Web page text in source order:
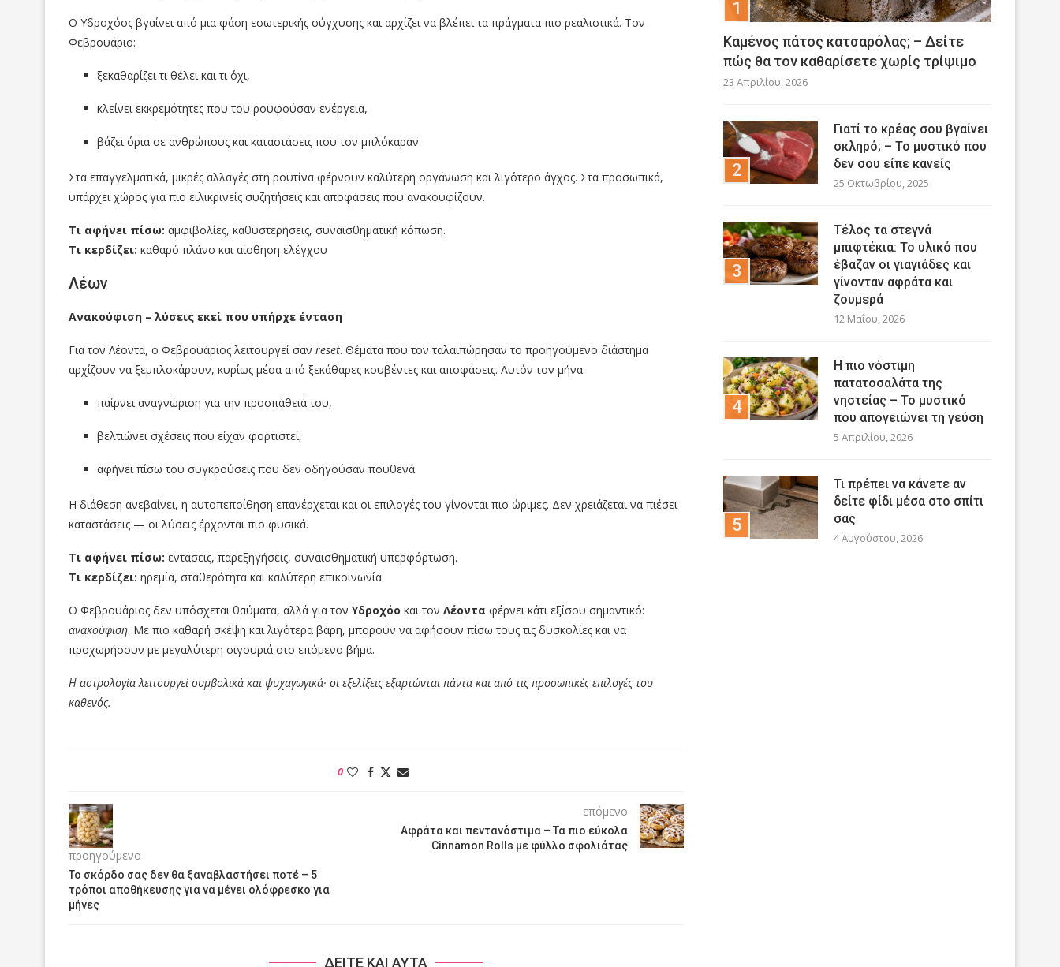
Ο Υδροχόος βγαίνει από μια φάση εσωτερικής σύγχυσης και αρχίζει να βλέπει τα πράγματα πιο ρεαλιστικά. Τον
Φεβρουάριο:
ξεκαθαρίζει τι θέλει και τι όχι,
κλείνει εκκρεμότητες που του ρουφούσαν ενέργεια,
βάζει όρια σε ανθρώπους και καταστάσεις που τον μπλόκαραν.
Στα επαγγελματικά, μικρές αλλαγές στη ρουτίνα φέρνουν καλύτερη οργάνωση και λιγότερο άγχος. Στα προσωπικά,
υπάρχει χώρος για πιο ειλικρινείς συζητήσεις και αποφάσεις που ανακουφίζουν.
Τι αφήνει πίσω: αμφιβολίες, καθυστερήσεις, συναισθηματική κόπωση.
Τι κερδίζει: καθαρό πλάνο και αίσθηση ελέγχου
Λέων
Ανακούφιση – λύσεις εκεί που υπήρχε ένταση
Για τον Λέοντα, ο Φεβρουάριος λειτουργεί σαν reset. Θέματα που τον ταλαιπώρησαν το προηγούμενο διάστημα
αρχίζουν να ξεμπλοκάρουν, κυρίως μέσα από ξεκάθαρες κουβέντες και αποφάσεις. Αυτόν τον μήνα:
παίρνει αναγνώριση για την προσπάθειά του,
βελτιώνει σχέσεις που είχαν φορτιστεί,
αφήνει πίσω του συγκρούσεις που δεν οδηγούσαν πουθενά.
Η διάθεση ανεβαίνει, η αυτοπεποίθηση επανέρχεται και οι επιλογές του γίνονται πιο ώριμες. Δεν χρειάζεται να πιέσει
καταστάσεις — οι λύσεις έρχονται πιο φυσικά.
Τι αφήνει πίσω: εντάσεις, παρεξηγήσεις, συναισθηματική υπερφόρτωση.
Τι κερδίζει: ηρεμία, σταθερότητα και καλύτερη επικοινωνία.
Ο Φεβρουάριος δεν υπόσχεται θαύματα, αλλά για τον Υδροχόο και τον Λέοντα φέρνει κάτι εξίσου σημαντικό:
ανακούφιση. Με πιο καθαρή σκέψη και λιγότερα βάρη, μπορούν να αφήσουν πίσω τους τις δυσκολίες και να
προχωρήσουν με μεγαλύτερη σιγουριά στο επόμενο βήμα.
Η αστρολογία λειτουργεί συμβολικά και ψυχαγωγικά· οι εξελίξεις εξαρτώνται πάντα και από τις προσωπικές επιλογές του
καθενός.
0
προηγούμενο
Το σκόρδο σας δεν θα ξαναβλαστήσει ποτέ – 5
τρόποι αποθήκευσης για να μένει ολόφρεσκο για
μήνες
επόμενο
Αφράτα και πεντανόστιμα – Τα πιο εύκολα
Cinnamon Rolls με φύλλο σφολιάτας
ΔΕΙΤΕ ΚΑΙ ΑΥΤΑ
Καμένος πάτος κατσαρόλας; – Δείτε
πώς θα τον καθαρίσετε χωρίς τρίψιμο
23 Απριλίου, 2026
Γιατί το κρέας σου βγαίνει
σκληρό; – Το μυστικό που
δεν σου είπε κανείς
25 Οκτωβρίου, 2025
Τέλος τα στεγνά
μπιφτέκια: Το υλικό που
έβαζαν οι γιαγιάδες και
γίνονταν αφράτα και
ζουμερά
12 Μαΐου, 2026
Η πιο νόστιμη
πατατοσαλάτα της
νηστείας – Το μυστικό
που απογειώνει τη γεύση
5 Απριλίου, 2026
Τι πρέπει να κάνετε αν
δείτε φίδι μέσα στο σπίτι
σας
4 Αυγούστου, 2026